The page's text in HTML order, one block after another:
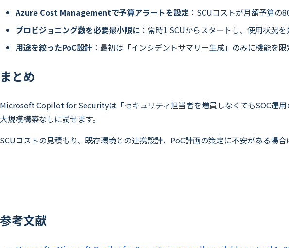
Azure Cost Managementで予算アラートを設定 ：SCUコストが月額予算の
プロビジョニング数を必要最小限に ：常時1 SCUからスタートし、使用状況
用途を絞ったPoC設計 ：最初は「インシデントサマリー生成」のみに機能を
まとめ
Microsoft Copilot for Securityは「セキュリティ担当者を増員しなくてもSOC運
大規模構築なしに試せます。
SCUコストの見積もり、既存環境との連携設計、PoC計画の策定に不安がある場合
参考文献